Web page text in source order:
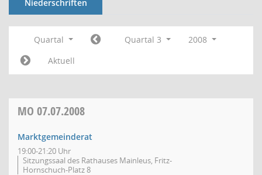
Niederschriften
Quartal Quartal 3
2008
Aktuell
MO 07.07.2008
Marktgemeinderat
19:00-21:20 Uhr
Sitzungssaal des Rathauses Mainleus, Fritz-
Hornschuch-Platz 8